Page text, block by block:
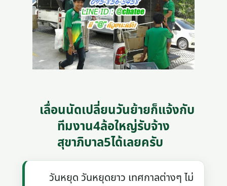
เลื่อนนัดเปลี่ยนวันย้ายก็แจ้งกับ
ทีมงาน4ล้อใหญ่รับจ้าง
สุขาภิบาล5ได้เลยครับ
วันหยุด วันหยุดยาว เทศกาลต่างๆ ไม่